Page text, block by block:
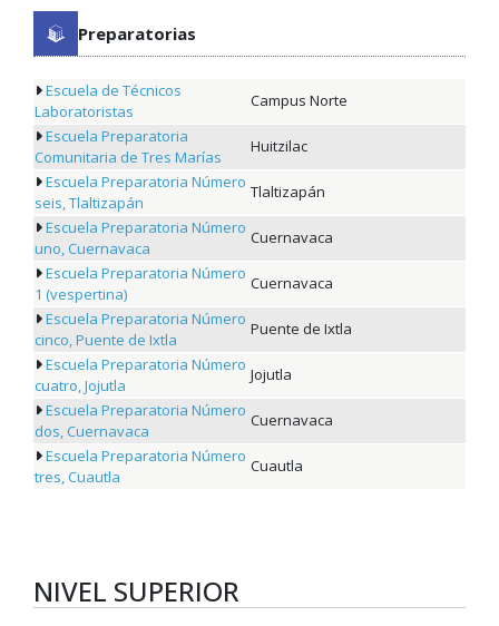
Preparatorias
Escuela de Técnicos
Laboratoristas
Campus Norte
Escuela Preparatoria
Comunitaria de Tres Marías
Huitzilac
Escuela Preparatoria Número
seis, Tlaltizapán
Tlaltizapán
Escuela Preparatoria Número
uno, Cuernavaca
Cuernavaca
Escuela Preparatoria Número
1 (vespertina)
Cuernavaca
Escuela Preparatoria Número
cinco, Puente de Ixtla
Puente de Ixtla
Escuela Preparatoria Número
cuatro, Jojutla
Jojutla
Escuela Preparatoria Número
dos, Cuernavaca
Cuernavaca
Escuela Preparatoria Número
tres, Cuautla
Cuautla
NIVEL SUPERIOR